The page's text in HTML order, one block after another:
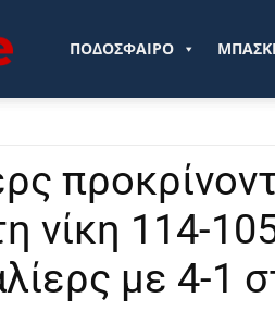
Sportlive.grΠΟΔΟΣΦΑΙΡΟ
νίκη 114-
με 4-1